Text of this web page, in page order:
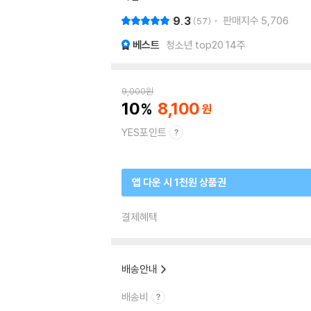
9.3 57 판매지수 5,706
베스트 청소년 top20 14주
9,000원
10 8,100
YES포인트
앱 다운 시 1천원 상품권
결제혜택
배송안내
배송비